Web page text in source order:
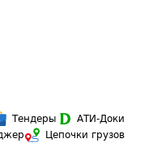
Тендеры
АТИ-Доки
Цепочки грузов